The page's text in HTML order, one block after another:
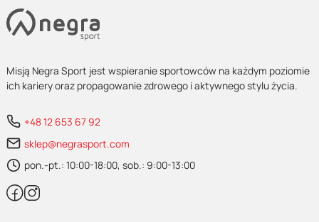
Misją Negra Sport jest wspieranie sportowców na każdym poziomie
ich kariery oraz propagowanie zdrowego i aktywnego stylu życia.
+48 12 653 67 92
sklep@negrasport.com
pon.-pt.: 10:00-18:00, sob.: 9:00-13:00